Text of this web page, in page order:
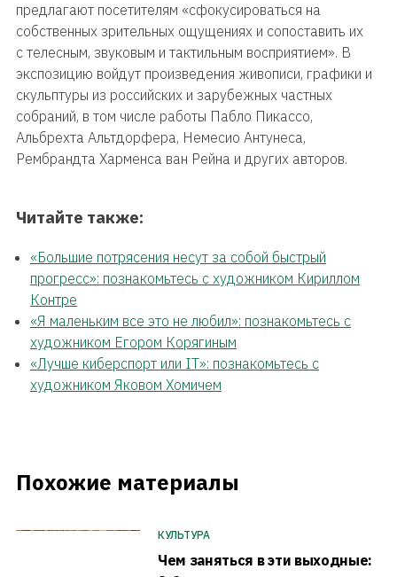
предлагают посетителям «сфокусироваться на
собственных зрительных ощущениях и сопоставить их
с телесным, звуковым и тактильным восприятием». В
экспозицию войдут произведения живописи, графики и
скульптуры из российских и зарубежных частных
собраний, в том числе работы Пабло Пикассо,
Альбрехта Альтдорфера, Немесио Антунеса,
Рембрандта Харменса ван Рейна и других авторов.
Читайте также:
«Большие потрясения несут за собой быстрый
прогресс»: познакомьтесь с художником Кириллом
Контре
«Я маленьким все это не любил»: познакомьтесь с
художником Егором Корягиным
«Лучше киберспорт или IT»: познакомьтесь с
художником Яковом Хомичем
Похожие материалы
КУЛЬТУРА
Чем заняться в эти выходные: